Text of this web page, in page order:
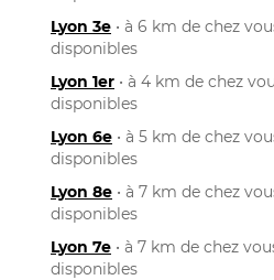
Lyon 3e • à 6 km de chez
disponibles
Lyon 1er • à 4 km de chez
disponibles
Lyon 6e • à 5 km de chez
disponibles
Lyon 8e • à 7 km de chez
disponibles
Lyon 7e • à 7 km de chez
disponibles